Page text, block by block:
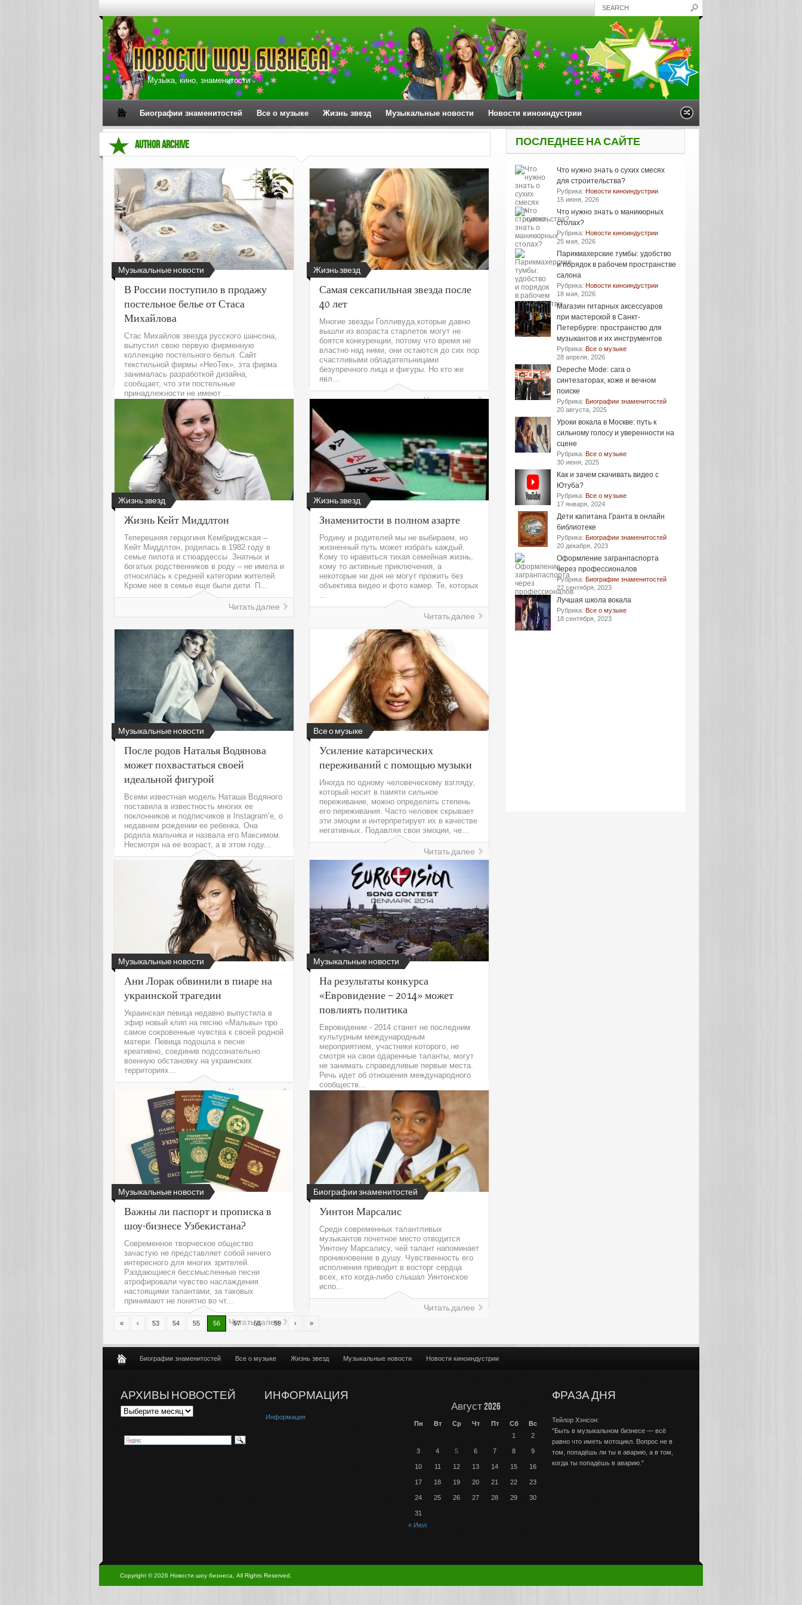
Музыка, кино, знаменитости
Биографии знаменитостей Все о музыке Жизнь звезд Музыкальные новости Новости киноиндустрии
AUTHOR ARCHIVE
Музыкальные новости
В России поступило в продажу
постельное белье от Стаса
Михайлова
Стас Михайлов звезда русского шансона,
выпустил свою первую фирменную
коллекцию постельного белья. Сайт
текстильной фирмы «НеоТек», эта фирма
занималась разработкой дизайна,
сообщает, что эти постельные
принадлежности не имеют ...
Жизнь звезд
Самая сексапильная звезда после
40 лет
Многие звезды Голливуда,которые давно
вышли из возраста старлеток могут не
боятся конкуренции, потому что время не
властно над ними, они остаются до сих пор
счастливыми обладательницами
безупречного лица и фигуры. Но кто же
явл...
Читать далее
Жизнь звезд
Жизнь Кейт Миддлтон
Теперешняя герцогиня Кембриджская –
Кейт Миддлтон, родилась в 1982 году в
семье пилота и стюардессы .Знатных и
богатых родственников в роду – не имела и
относилась к средней категории жителей.
Кроме нее в семье еще были дети. П...
Читать далее
Жизнь звезд
Знаменитости в полном азарте
Родину и родителей мы не выбираем, но
жизненный путь может избрать каждый.
Кому то нравиться тихая семейная жизнь,
кому то активные приключения, а
некоторые ни дня не могут прожить без
объектива видео и фото камер. Те, которых
...
Читать далее
Музыкальные новости
После родов Наталья Водянова
может похвастаться своей
идеальной фигурой
Всеми известная модель Наташа Водяного
поставила в известность многих ее
поклонников и подписчиков в Instagram’е, о
недавнем рождении ее ребенка. Она
родила мальчика и назвала его Максимом.
Несмотря на ее возраст, а в этом году...
Читать далее
Все о музыке
Усиление катарсических
переживаний с помощью музыки
Иногда по одному человеческому взгляду,
который носит в памяти сильное
переживание, можно определить степень
его переживания. Часто человек скрывает
эти эмоции и интерпретирует их в качестве
негативных. Подавляя свои эмоции, че...
Читать далее
Музыкальные новости
Ани Лорак обвинили в пиаре на
украинской трагедии
Украинская певица недавно выпустила в
эфир новый клип на песню «Мальвы» про
самое сокровенные чувства к своей родной
матери. Певица подошла к песне
креативно, соединив подсознательно
военную обстановку на украинских
территориях...
Читать далее
Музыкальные новости
На результаты конкурса
«Евровидение – 2014» может
повлиять политика
Евровидение - 2014 станет не последним
культурным международным
мероприятием, участники которого, не
смотря на свои одаренные таланты, могут
не занимать справедливые первые места.
Речь идет об отношения международного
сообществ...
Читать далее
Музыкальные новости
Важны ли паспорт и прописка в
шоу-бизнесе Узбекистана?
Современное творческое общество
зачастую не представляет собой ничего
интересного для многих зрителей.
Раздающиеся бессмысленные песни
атрофировали чувство наслаждения
настоящими талантами, за таковых
принимают не понятно во чт...
Читать далее
Биографии знаменитостей
Уинтон Марсалис
Среди современных талантливых
музыкантов почетное место отводится
Уинтону Марсалису, чей талант напоминает
проникновение в душу. Чувственность его
исполнения приводит в восторг сердца
всех, кто когда-либо слышал Уинтонское
испо...
Читать далее
« ‹ 53 54 55 56 57 58 59 › »
ПОСЛЕДНЕЕ НА САЙТЕ
Что нужно знать о сухих смесях
для строительства?
Рубрика: Новости киноиндустрии
15 июня, 2026
Что нужно знать о маникюрных
столах?
Рубрика: Новости киноиндустрии
25 мая, 2026
Парикмахерские тумбы: удобство
и порядок в рабочем пространстве
салона
Рубрика: Новости киноиндустрии
18 мая, 2026
Магазин гитарных аксессуаров
при мастерской в Санкт-
Петербурге: пространство для
музыкантов и их инструментов
Рубрика: Все о музыке
28 апреля, 2026
Depeche Mode: сага о
синтезаторах, коже и вечном
поиске
Рубрика: Биографии знаменитостей
20 августа, 2025
Уроки вокала в Москве: путь к
сильному голосу и уверенности на
сцене
Рубрика: Все о музыке
30 июня, 2025
Как и зачем скачивать видео с
Ютуба?
Рубрика: Все о музыке
17 января, 2024
Дети капитана Гранта в онлайн
библиотеке
Рубрика: Биографии знаменитостей
20 декабря, 2023
Оформление загранпаспорта
через профессионалов
Рубрика: Биографии знаменитостей
22 сентября, 2023
Лучшая школа вокала
Рубрика: Все о музыке
18 сентября, 2023
Биографии знаменитостей Все о музыке Жизнь звезд Музыкальные новости Новости киноиндустрии
АРХИВЫ НОВОСТЕЙ ИНФОРМАЦИЯ
Информация
Август 2026
Пн Вт Ср Чт Пт Сб
Вс
1
2
3 4 5 6 7 8 9
10 11 12 13 14 15 16
17 18 19 20 21 22 23
24 25 26 27 28 29 30
31
« Июл
ФРАЗА ДНЯ
Тейлор Хэнсон:
"Быть в музыкальном бизнесе — всё
равно что иметь мотоцикл. Вопрос не в
том, попадёшь ли ты в аварию, а в том,
когда ты попадёшь в аварию."
Copyright © 2026 Новости шоу бизнеса, All Rights Reserved.